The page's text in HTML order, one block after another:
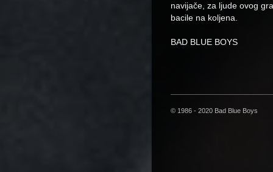
navijače, za ljude ovog
bacile na koljena.
BAD BLUE BOYS
© 1986 - 2020 Bad Blue Boys